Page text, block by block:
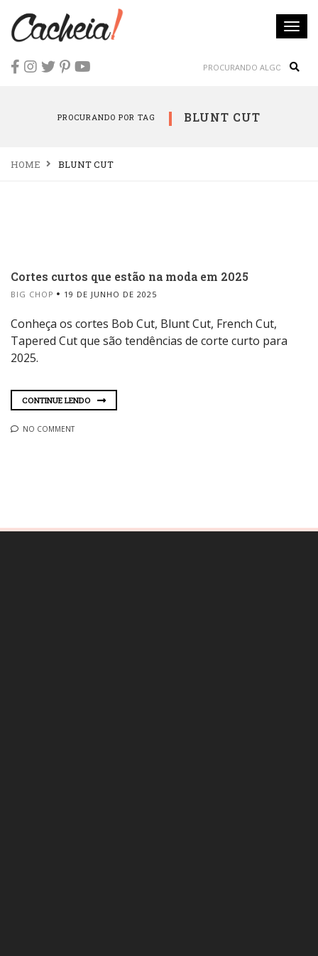
PROCURANDO POR TAG BLUNT CUT
HOME BLUNT CUT
Cortes curtos que estão na moda em 2025
BIG CHOP 19 DE JUNHO DE 2025
Conheça os cortes Bob Cut, Blunt Cut, French Cut,
Tapered Cut que são tendências de corte curto para
2025.
CONTINUE LENDO
NO COMMENT